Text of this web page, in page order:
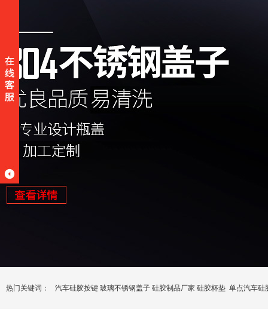
热门关键词： 汽车硅胶按键 玻璃不锈钢盖子 硅胶制品厂家 硅胶杯垫 单点汽车硅